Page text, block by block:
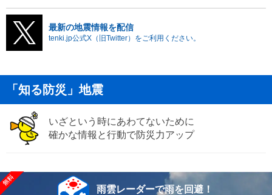
最新の地震情報を配信
tenki.jp公式X（旧Twitter）をご利用ください。
「知る防災」地震
いざという時にあわてないために
確かな情報と行動で防災力アップ
雨雲レーダーで雨を回避！